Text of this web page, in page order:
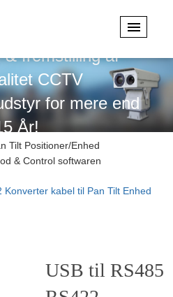
& fremstilling af
CCTV
for mere end
År!
Tilt Positioner/Enhed
& Control softwaren
Konverter kabel til Pan Tilt Enhed
USB til RS485